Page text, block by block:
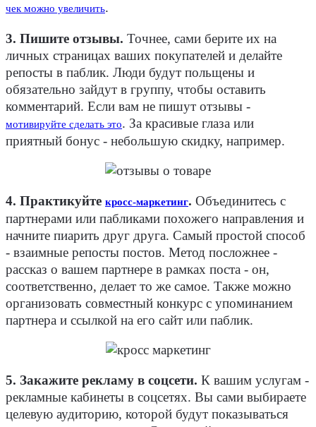
чек можно увеличить.
3. Пишите отзывы. Точнее, сами берите их на
личных страницах ваших покупателей и делайте
репосты в паблик. Люди будут польщены и
обязательно зайдут в группу, чтобы оставить
комментарий. Если вам не пишут отзывы -
мотивируйте сделать это. За красивые глаза или
приятный бонус - небольшую скидку, например.
4. Практикуйте кросс-маркетинг. Объединитесь с
партнерами или пабликами похожего направления и
начните пиарить друг друга. Самый простой способ
- взаимные репосты постов. Метод посложнее -
рассказ о вашем партнере в рамках поста - он,
соответственно, делает то же самое. Также можно
организовать совместный конкурс с упоминанием
партнера и ссылкой на его сайт или паблик.
5. Закажите рекламу в соцсети. К вашим услугам -
рекламные кабинеты в соцсетях. Вы сами выбираете
целевую аудиторию, которой будут показываться